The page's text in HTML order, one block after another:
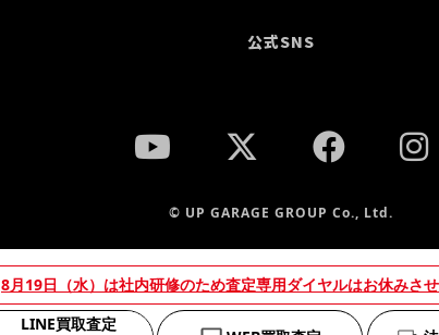
8月19日（水）は社内研修のため査定専用ダイヤルはお休みさせ
LINE買取査定
公式SNS
© UP GARAGE GROUP Co., Ltd.